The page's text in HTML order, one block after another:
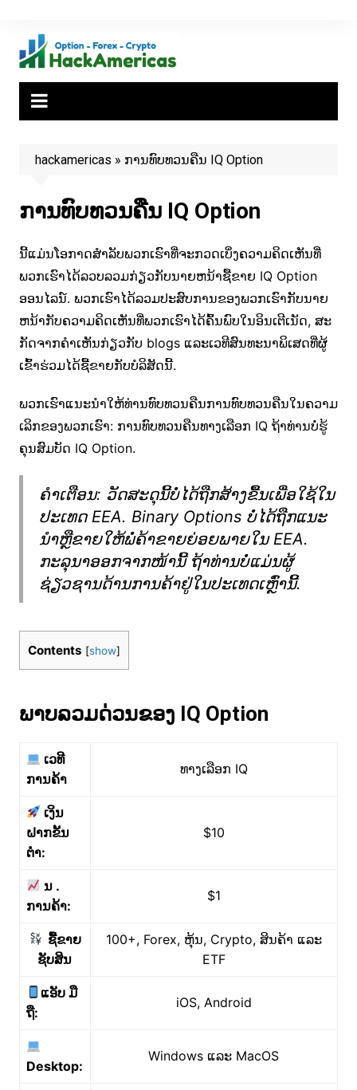
content
hackamericas » ການທົບທວນຄືນ IQ Option
ການທົບທວນຄືນ IQ Option
ນີ້ແມ່ນໂອກາດສໍາລັບພວກເຮົາທີ່ຈະກວດເບິ່ງຄວາມຄິດເຫັນທີ່
ພວກເຮົາໄດ້ລວບລວມກ່ຽວກັບນາຍຫນ້າຊື້ຂາຍ IQ Option
ອອນໄລນ໌. ພວກເຮົາໄດ້ລວມປະສົບການຂອງພວກເຮົາກັບນາຍ
ຫນ້າກັບຄວາມຄິດເຫັນທີ່ພວກເຮົາໄດ້ຄົ້ນພົບໃນອິນເຕີເນັດ, ສະ
ກັດຈາກຄໍາເຫັນກ່ຽວກັບ blogs ແລະເວທີສົນທະນາພິເສດທີ່ຜູ້
ເຂົ້າຮ່ວມໄດ້ຊື້ຂາຍກັບບໍລິສັດນີ້.
ພວກເຮົາແນະນໍາໃຫ້ທ່ານທົບທວນຄືນການທົບທວນຄືນໃນຄວາມ
ເລິກຂອງພວກເຮົາ: ການທົບທວນຄືນທາງເລືອກ IQ ຖ້າທ່ານບໍ່ຮູ້
ຄຸນສົມບັດ IQ Option.
ຄໍາເຕືອນ: ວັດສະດຸນີ້ບໍ່ໄດ້ຖືກສ້າງຂື້ນເພື່ອໃຊ້ໃນ
ປະເທດ EEA. Binary Options ບໍ່ໄດ້ຖືກແນະ
ນໍາຫຼືຂາຍໃຫ້ພໍ່ຄ້າຂາຍຍ່ອຍພາຍໃນ EEA.
ກະລຸນາອອກຈາກໜ້ານີ້ ຖ້າທ່ານບໍ່ແມ່ນຜູ້
ຊ່ຽວຊານດ້ານການຄ້າຢູ່ໃນປະເທດເຫຼົ່ານີ້.
Contents [show]
ພາບລວມດ່ວນຂອງ IQ Option
ເວທີ
ການຄ້າ
ທາງເລືອກ IQ
ເງິນ
ຝາກຂັ້ນ
ຕໍ່າ:
$10
ນ .
ການຄ້າ:
$1
ຊື້ຂາຍ
ຊັບສິນ
100+, Forex, ຫຸ້ນ, Crypto, ສິນຄ້າ ແລະ
ETF
ແອັບ ມື
ຖື:
iOS, Android
Desktop:
Windows ແລະ MacOS